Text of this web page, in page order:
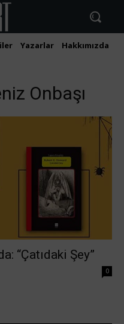
Yazarlar Hakkımızda
Onbaşı
“Çatıdaki Şey”
0